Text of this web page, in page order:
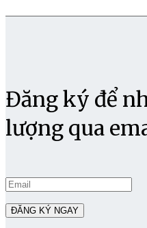
Đăng ký để
lượng qua